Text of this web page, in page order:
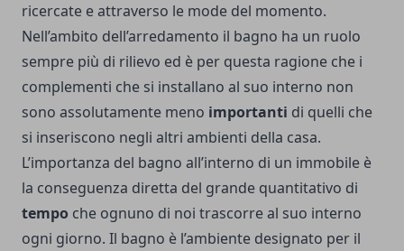
ricercate e attraverso le mode del momento.
Nell’ambito dell’arredamento il bagno ha un ruolo
sempre più di rilievo ed è per questa ragione che i
complementi che si installano al suo interno non
sono assolutamente meno importanti di quelli che
si inseriscono negli altri ambienti della casa.
L’importanza del bagno all’interno di un immobile è
la conseguenza diretta del grande quantitativo di
tempo che ognuno di noi trascorre al suo interno
ogni giorno. Il bagno è l’ambiente designato per il